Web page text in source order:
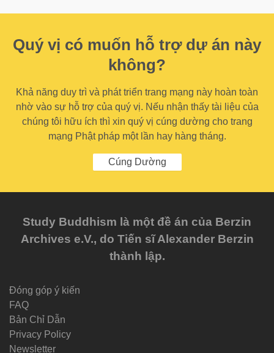
Quý vị có muốn hỗ trợ dự án này
không?
Khả năng duy trì và phát triển trang mạng này hoàn toàn
nhờ vào sự hỗ trợ của quý vị. Nếu nhận thấy tài liệu của
chúng tôi hữu ích thì xin quý vị cúng dường cho trang
mạng Phật pháp một lần hay hàng tháng.
Cúng Dường
Study Buddhism là một đề án của Berzin
Archives e.V., do Tiến sĩ Alexander Berzin
thành lập.
Đóng góp ý kiến
FAQ
Bản Chỉ Dẫn
Privacy Policy
Newsletter